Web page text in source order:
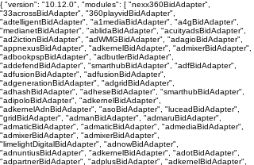
{ "version": "10.12.0", "modules": [ "nexx360BidAdapter",
"33acrossBidAdapter", "360playvidBidAdapter",
"adtelligentBidAdapter", "a1mediaBidAdapter", "a4gBidAdapter",
"medianetBidAdapter", "ablidaBidAdapter", "acuityadsBidAdapter",
"ad2ictionBidAdapter", "adWMGBidAdapter", "adagioBidAdapter",
"appnexusBidAdapter", "adkernelBidAdapter", "admixerBidAdapter",
"adbookpspBidAdapter", "adbutlerBidAdapter",
"addefendBidAdapter", "smarthubBidAdapter", "adfBidAdapter",
"adfusionBidAdapter", "adfusionBidAdapter",
"adgenerationBidAdapter", "adgridBidAdapter",
"adhashBidAdapter", "adheseBidAdapter", "smarthubBidAdapter",
"adipoloBidAdapter", "adkernelBidAdapter",
"adkernelAdnBidAdapter", "asoBidAdapter", "luceadBidAdapter",
"gridBidAdapter", "admanBidAdapter", "admaruBidAdapter",
"admaticBidAdapter", "admaticBidAdapter", "admediaBidAdapter",
"admixerBidAdapter", "admixerBidAdapter",
"limelightDigitalBidAdapter", "adnowBidAdapter",
"adnuntiusBidAdapter", "adkernelBidAdapter", "adotBidAdapter",
"adpartnerBidAdapter", "adplusBidAdapter", "adkernelBidAdapter",